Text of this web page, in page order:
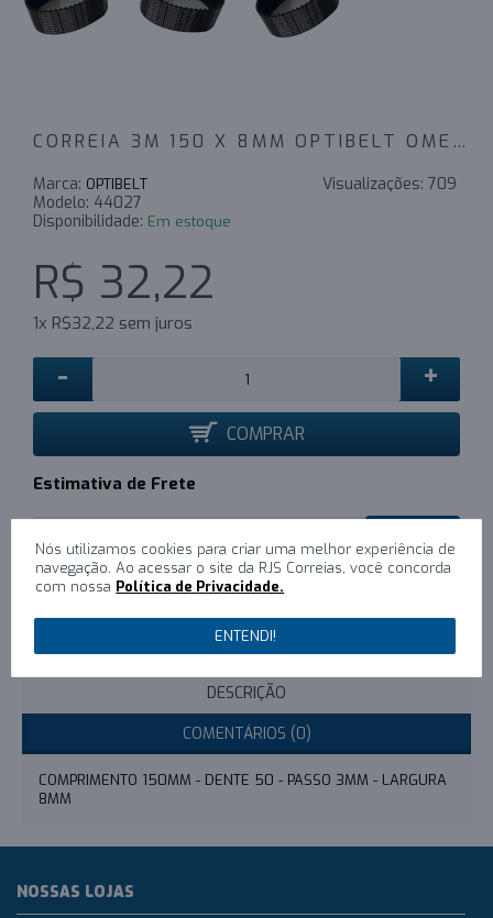
CORREIA 3M 150 X 8MM OPTIBELT OMEGA
Visualizações: 709
Marca: OPTIBELT
Modelo: 44027
Disponibilidade: Em estoque
R$ 32,22
1x R$32,22 sem juros
- +
COMPRAR
Estimativa de Frete
Escreva um comentário
DESCRIÇÃO
COMENTÁRIOS (0)
COMPRIMENTO 150MM - DENTE 50 - PASSO 3MM - LARGURA
8MM
Nós utilizamos cookies para criar uma melhor experiência de
navegação. Ao acessar o site da RJS Correias, você concorda
com nossa Política de Privacidade.
ENTENDI!
NOSSAS LOJAS